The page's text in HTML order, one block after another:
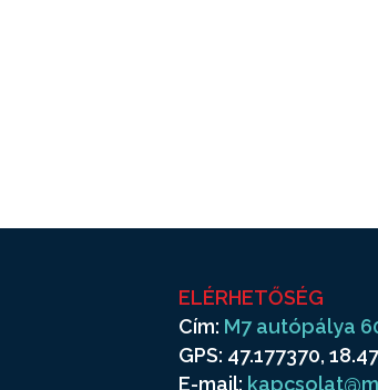
ELÉRHETŐSÉG
Cím: M7 autópálya
GPS: 47.177370,
E-mail: